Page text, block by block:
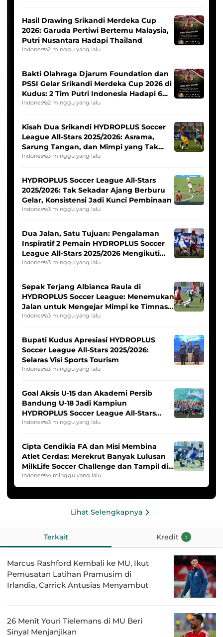
Hasil Drawing Srikandi Merdeka Cup
2026: Garuda Pertiwi Bertemu Malaysia,
Putri Nusantara Hadapi Thailand
Indonesia2 minggu yang lalu
Bakti Olahraga Djarum Foundation dan
PSSI Gelar Srikandi Merdeka Cup 2026 di
Kudus: 2 Tim Putri Indonesia Hadapi 6
Tim Asia
Indonesia2 minggu yang lalu
Kisah Dua Srikandi HYDROPLUS Soccer
League All-Stars 2025/2026: Asrama,
Sarung Tangan, dan Mimpi yang Tak
Pernah Padam
Indonesia3 minggu yang lalu
HYDROPLUS Soccer League All-Stars
2025/2026: Tak Sekadar Ajang Berburu
Gelar, Konsistensi Jadi Kunci Pembinaan
Indonesia3 minggu yang lalu
Dua Jalan, Satu Tujuan: Pengalaman
Inspiratif 2 Pemain HYDROPLUS Soccer
League All-Stars 2025/2026 Mengikuti
Seleksi Timnas Indonesia Putri
Indonesia3 minggu yang lalu
Sepak Terjang Albianca Raula di
HYDROPLUS Soccer League: Menemukan
Jalan untuk Mengejar Mimpi ke Timnas
Indonesia Putri
Indonesia3 minggu yang lalu
Bupati Kudus Apresiasi HYDROPLUS
Soccer League All-Stars 2025/2026:
Selaras Visi Sports Tourism
Indonesia3 minggu yang lalu
Goal Aksis U-15 dan Akademi Persib
Bandung U-18 Jadi Kampiun
HYDROPLUS Soccer League All-Stars
2025/2026
Indonesia3 minggu yang lalu
Cipta Cendikia FA dan Misi Membina
Atlet Cerdas: Merekrut Banyak Lulusan
MilkLife Soccer Challenge dan Tampil di
HYDROPLUS Soccer League
Indonesia4 minggu yang lalu
Lihat Selengkapnya
Terkait Kredit 1
Marcus Rashford Kembali ke MU, Ikut
Pemusatan Latihan Pramusim di
Irlandia, Carrick Antusias Menyambut
26 Menit Youri Tielemans di MU Beri
Sinyal Menjanjikan